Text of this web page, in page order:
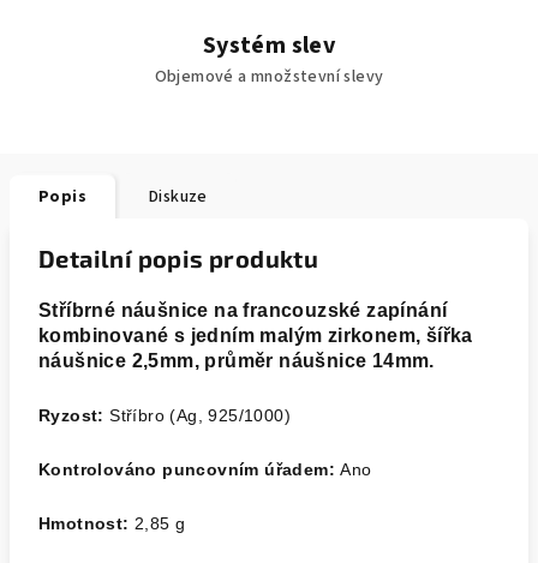
Systém slev
Objemové a množstevní slevy
Popis Diskuze
Detailní popis produktu
Stříbrné náušnice na francouzské zapínání
kombinované s jedním malým zirkonem, šířka
náušnice 2,5mm, průměr náušnice 14mm.
Ryzost:Stříbro (Ag, 925/1000)
Kontrolováno puncovním úřadem:Ano
Hmotnost: 2,85 g